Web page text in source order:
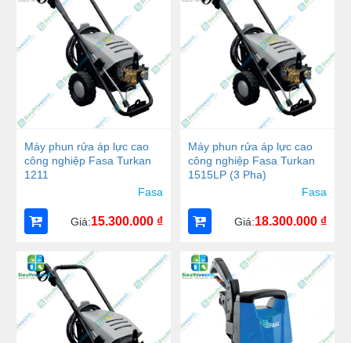
Máy phun rửa áp lực cao
công nghiệp Fasa Turkan
1211
Fasa
Giá:15.300.000 ₫
Máy phun rửa áp lực cao
công nghiệp Fasa Turkan
1515LP (3 Pha)
Fasa
Giá:18.300.000 ₫